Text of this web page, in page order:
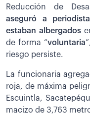
Reducción de
aseguró a
estaban albergados
de forma “voluntaria
riesgo persiste.
La funcionaria
roja, de máxima
Escuintla,
macizo de 3,763